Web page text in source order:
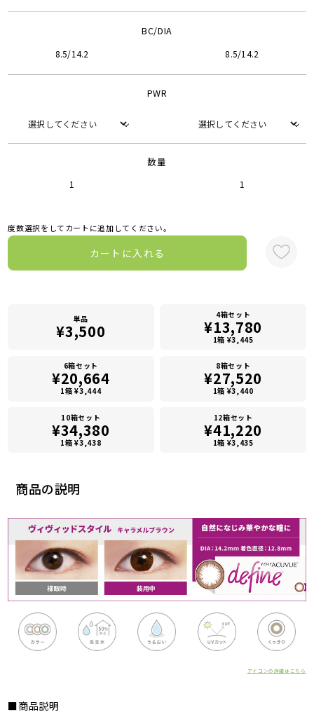
商品の説明
アイコンの詳細はこちら
■商品説明
BC/DIA
8.5/14.2 8.5/14.2
PWR
数量
1 1
度数選択をしてカートに追加してください。
カートに入れる
単品
¥3,500
4箱セット
¥13,780
1箱 ¥3,445
6箱セット
¥20,664
1箱 ¥3,444
8箱セット
¥27,520
1箱 ¥3,440
10箱セット
¥34,380
1箱 ¥3,438
12箱セット
¥41,220
1箱 ¥3,435